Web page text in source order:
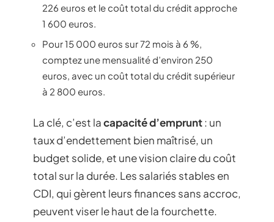
226 euros et le coût total du crédit approche
1 600 euros.
Pour 15 000 euros sur 72 mois à 6 %,
comptez une mensualité d’environ 250
euros, avec un coût total du crédit supérieur
à 2 800 euros.
La clé, c’est lacapacité d’emprunt: un
taux d’endettement bien maîtrisé, un
budget solide, et une vision claire du coût
total sur la durée. Les salariés stables en
CDI, qui gèrent leurs finances sans accroc,
peuvent viser le haut de la fourchette.